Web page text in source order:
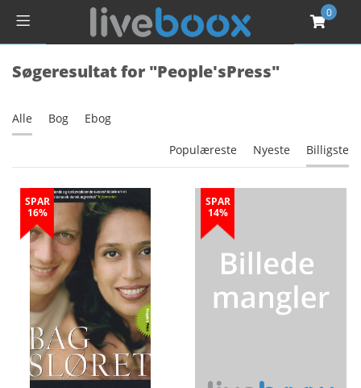
0
Søgeresultat for "People'sPress"
Alle Bog Ebog
Populæreste Nyeste Billigste
SPAR
16%
SPAR
14%